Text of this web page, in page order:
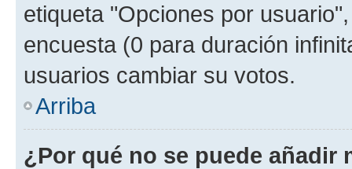
etiqueta "Opciones por
encuesta (0 para duración
usuarios cambiar su votos.
Arriba
¿Por qué no se puede añadir